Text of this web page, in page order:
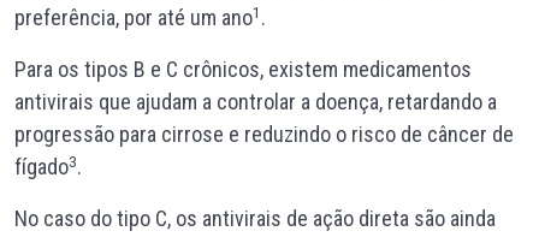
preferência, por até um ano1 .
Para os tipos B e C crônicos, existem medicamentos
antivirais que ajudam a controlar a doença, retardando a
progressão para cirrose e reduzindo o risco de câncer de
fígado3.
No caso do tipo C, os antivirais de ação direta são ainda